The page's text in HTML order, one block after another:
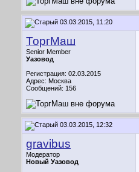
03.03.2015, 11:20
ТоргМаш
Senior Member
Уазовод
Регистрация: 02.03.2015
Адрес: Москва
Сообщений: 156
03.03.2015, 12:32
gravibus
Модератор
Новый Уазовод